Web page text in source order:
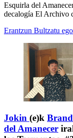
Esquirla del
decalogía El Archivo
Erantzun Bultzatu
Jokin (e)k
del Amanecer